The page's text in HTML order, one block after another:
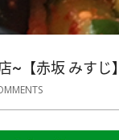
~【赤坂 みすじ】